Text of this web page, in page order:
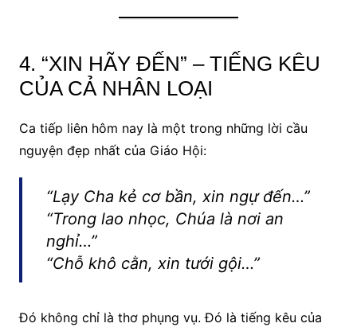
4. “XIN HÃY ĐẾN” – TIẾNG KÊU
CỦA CẢ NHÂN LOẠI
Ca tiếp liên hôm nay là một trong những lời cầu
nguyện đẹp nhất của Giáo Hội:
“Lạy Cha kẻ cơ bần, xin ngự đến…”
“Trong lao nhọc, Chúa là nơi an
nghỉ…”
“Chỗ khô cằn, xin tưới gội…”
Đó không chỉ là thơ phụng vụ. Đó là tiếng kêu của